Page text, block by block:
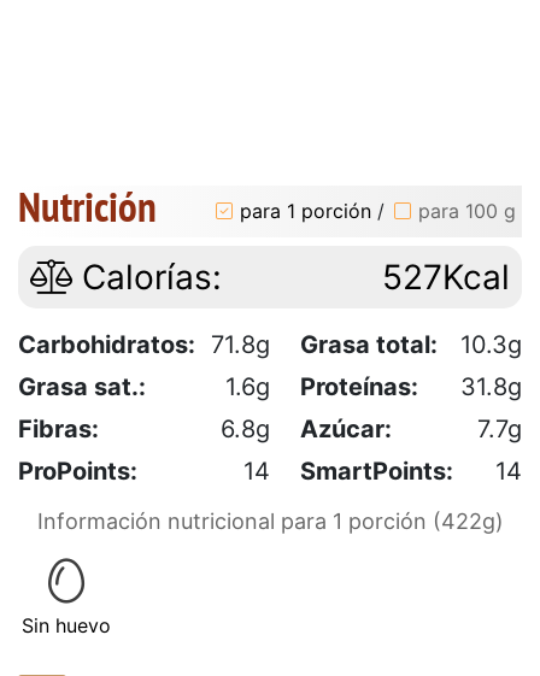
Nutrición para 1 porción / para 100 g
Calorías: 527Kcal
Carbohidratos: 71.8g Grasa total:
10.3g
Grasa sat.:
1.6g Proteínas:
31.8g
Fibras:
6.8g Azúcar:
7.7g
ProPoints:
14 SmartPoints: 14
Información nutricional para 1 porción (422g)
Sin huevo